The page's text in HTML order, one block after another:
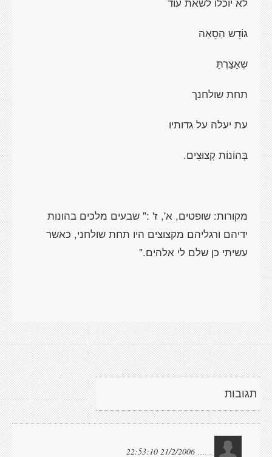
גוֹדֵש הַסֵאַה
שְאָצַרְתָּ
תחת שולחנך
עת יעלה על גדותיו
בְּהוֹנוֹת קְצוּצִים.
מקורות: שופטים, א', ז' :" שבעים מלכים בהונות
ידיהם ורגליהם מקצוצים היו תחת שולחני, כאשר
עשיתי כן שלם לי אלהים."
תגובות
21/2/2006 22:53:10